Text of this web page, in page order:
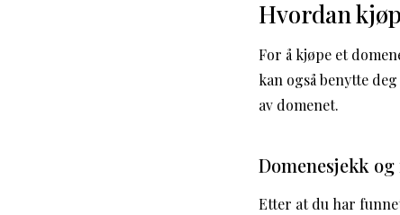
Hvordan
For å kjøpe et
kan også benytte
av domenet.
Domenesjekk
Etter at du har